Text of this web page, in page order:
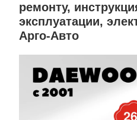
ремонту,
эксплуатации,
Арго-Авто